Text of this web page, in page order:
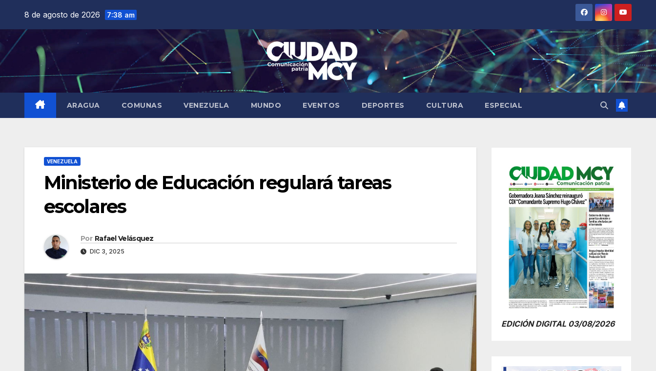
contenido
8 de agosto de 2026 7:38 am
ARAGUA COMUNAS VENEZUELA MUNDO EVENTOS DEPORTES CULTURA ESPECIAL
VENEZUELA
Ministerio de Educación regulará tareas
escolares
Por Rafael Velásquez
DIC 3, 2025
EDICIÓN DIGITAL 03/08/2026